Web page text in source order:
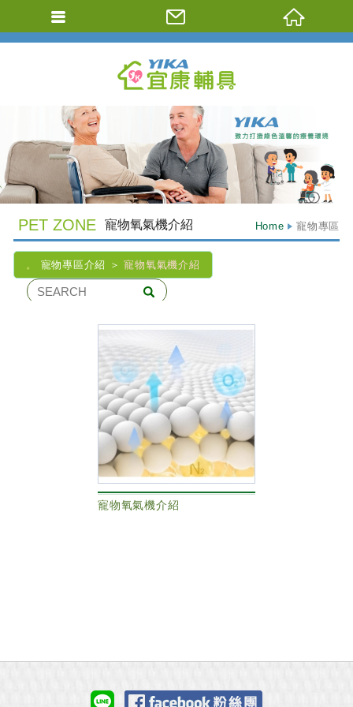
Previous
PET ZONE 寵物氧氣機介紹 Home 寵物專區
寵物專區介紹 寵物氧氣機介紹
寵物氧氣機介紹